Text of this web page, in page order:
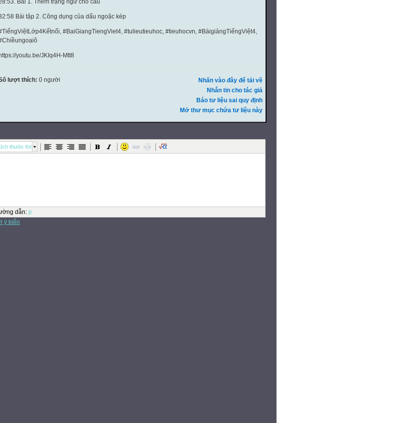
Bài 1. Thêm trạng ngữ cho câu
Bài tập 2. Công dụng của dấu ngoặc kép
#BaiGiangTiengViet4, #tulieutieuhoc, #tieuhocvn, #BàigiảngTiếngViệt4,
https://youtu.be/JKIq4H-Mtt8
Nhấn vào đây để tải về
Nhắn tin cho tác giả
Báo tư liệu sai quy định
Mở thư mục chứa tư liệu này
lượt thích: 0 người
thước font
dẫn: p
ý kiến